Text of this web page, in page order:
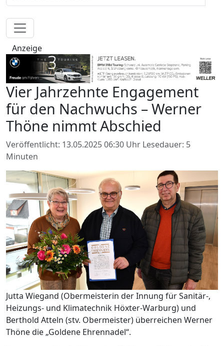
Anzeige
Vier Jahrzehnte Engagement
für den Nachwuchs – Werner
Thöne nimmt Abschied
Veröffentlicht: 13.05.2025 06:30 Uhr Lesedauer: 5
Minuten
Jutta Wiegand (Obermeisterin der Innung für Sanitär-,
Heizungs- und Klimatechnik Höxter-Warburg) und
Berthold Atteln (stv. Obermeister) überreichen Werner
Thöne die „Goldene Ehrennadel“.